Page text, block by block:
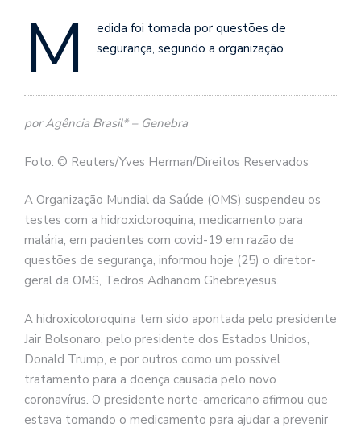
M
edida foi tomada por questões de
segurança, segundo a organização
por Agência Brasil* – Genebra
Foto: © Reuters/Yves Herman/Direitos Reservados
A Organização Mundial da Saúde (OMS) suspendeu os
testes com a hidroxicloroquina, medicamento para
malária, em pacientes com covid-19 em razão de
questões de segurança, informou hoje (25) o diretor-
geral da OMS, Tedros Adhanom Ghebreyesus.
A hidroxicoloroquina tem sido apontada pelo presidente
Jair Bolsonaro, pelo presidente dos Estados Unidos,
Donald Trump, e por outros como um possível
tratamento para a doença causada pelo novo
coronavírus. O presidente norte-americano afirmou que
estava tomando o medicamento para ajudar a prevenir